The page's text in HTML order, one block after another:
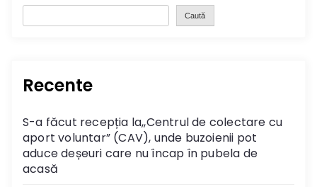
Caută
Recente
S-a făcut recepția la,,Centrul de colectare cu
aport voluntar” (CAV), unde buzoienii pot
aduce deșeuri care nu încap în pubela de
acasă